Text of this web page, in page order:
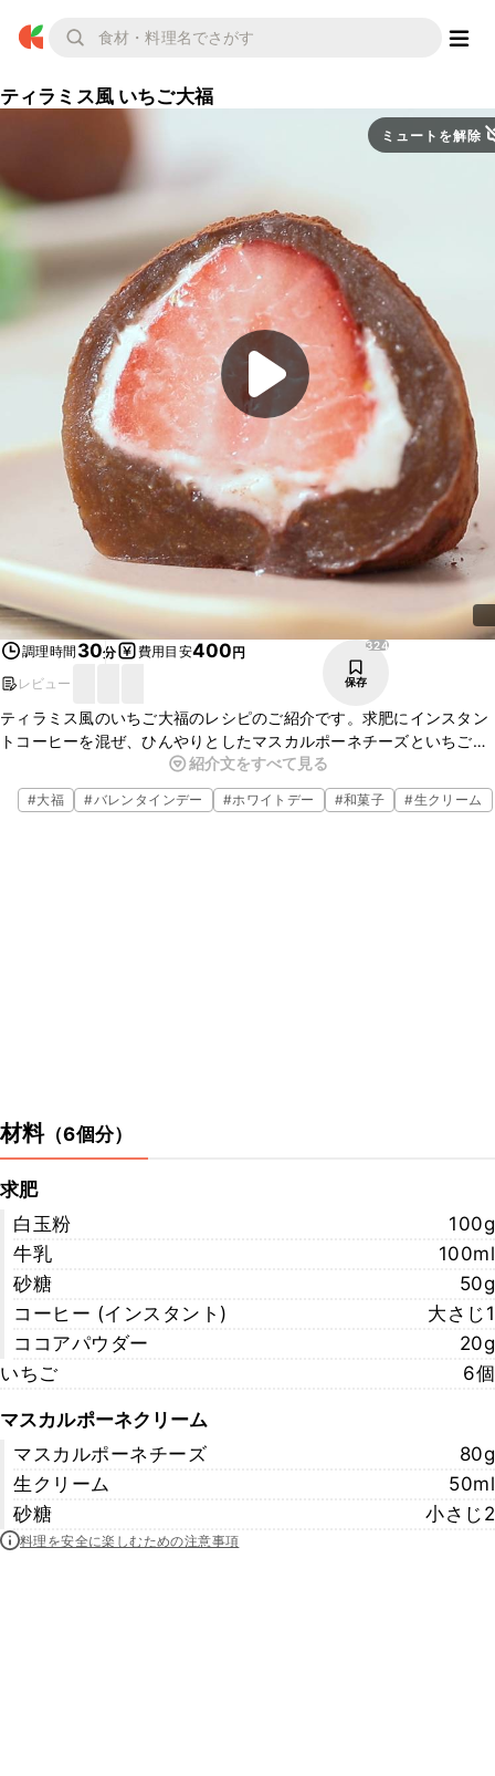
ティラミス風 いちご大福
ミュートを解除
調理時間 30分 費用目安400円
レビュー
324
保存
ティラミス風のいちご大福のレシピのご紹介です。求肥にインスタン
トコーヒーを混ぜ、ひんやりとしたマスカルポーネチーズといちごを
包みました。甘いマスカルポーネクリームと酸味のあるいちごの相性
が良く、とても美味しいですよ。ぜひ作ってみてくださいね。
紹介文をすべて見る
#大福 #バレンタインデー #ホワイトデー #和菓子 #生クリーム
材料（6個分）
求肥
白玉粉
100g
牛乳
100ml
砂糖
50g
コーヒー (インスタント)
大さじ1
ココアパウダー
20g
いちご
6個
マスカルポーネクリーム
マスカルポーネチーズ
80g
生クリーム
50ml
砂糖
小さじ2
料理を安全に楽しむための注意事項